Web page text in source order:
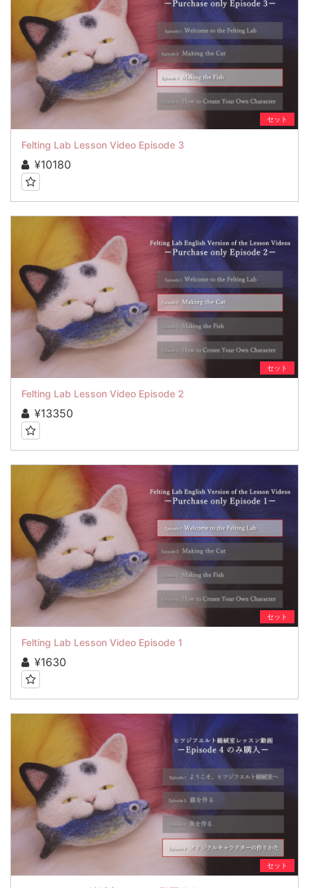
セット
Felting Lab Lesson Video Episode 3
¥10180
セット
Felting Lab Lesson Video Episode 2
¥13350
セット
Felting Lab Lesson Video Episode 1
¥1630
セット